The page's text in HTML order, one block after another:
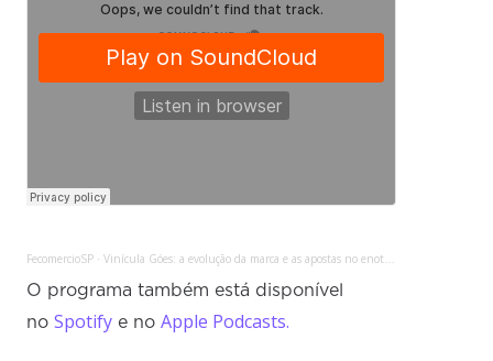
FecomercioSP ·Vinícula Góes: a evolução da marca e as apostas no enoturismo
O programa também está disponível
noSpotify e noApple Podcasts.